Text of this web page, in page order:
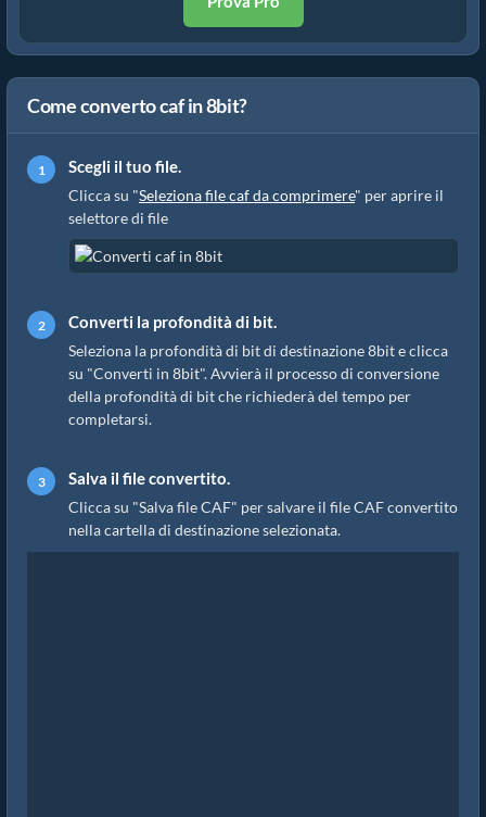
Come converto caf in 8bit?
Scegli il tuo file.
Clicca su "Seleziona file caf da comprimere" per aprire il
selettore di file
Converti la profondità di bit.
Seleziona la profondità di bit di destinazione 8bit e clicca
su "Converti in 8bit". Avvierà il processo di conversione
della profondità di bit che richiederà del tempo per
completarsi.
Salva il file convertito.
Clicca su "Salva file CAF" per salvare il file CAF convertito
nella cartella di destinazione selezionata.